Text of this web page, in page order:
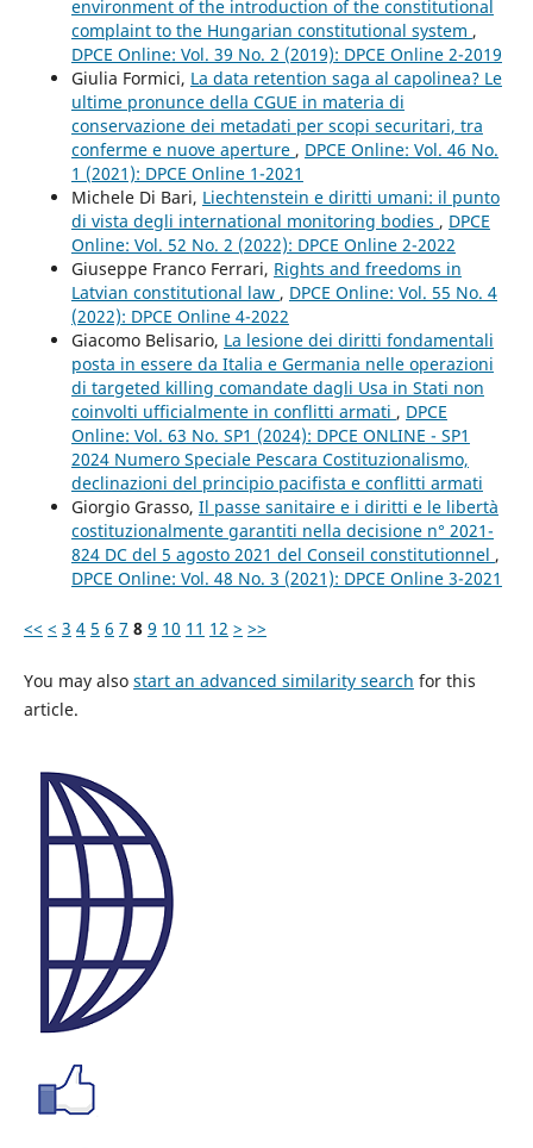
environment of the introduction of the constitutional
complaint to the Hungarian constitutional system ,
DPCE Online: Vol. 39 No. 2 (2019): DPCE Online 2-2019
Giulia Formici, La data retention saga al capolinea? Le
ultime pronunce della CGUE in materia di
conservazione dei metadati per scopi securitari, tra
conferme e nuove aperture , DPCE Online: Vol. 46 No.
1 (2021): DPCE Online 1-2021
Michele Di Bari, Liechtenstein e diritti umani: il punto
di vista degli international monitoring bodies , DPCE
Online: Vol. 52 No. 2 (2022): DPCE Online 2-2022
Giuseppe Franco Ferrari, Rights and freedoms in
Latvian constitutional law , DPCE Online: Vol. 55 No. 4
(2022): DPCE Online 4-2022
Giacomo Belisario, La lesione dei diritti fondamentali
posta in essere da Italia e Germania nelle operazioni
di targeted killing comandate dagli Usa in Stati non
coinvolti ufficialmente in conflitti armati , DPCE
Online: Vol. 63 No. SP1 (2024): DPCE ONLINE - SP1
2024 Numero Speciale Pescara Costituzionalismo,
declinazioni del principio pacifista e conflitti armati
Giorgio Grasso, Il passe sanitaire e i diritti e le libertà
costituzionalmente garantiti nella decisione n° 2021-
824 DC del 5 agosto 2021 del Conseil constitutionnel ,
DPCE Online: Vol. 48 No. 3 (2021): DPCE Online 3-2021
<< < 3 4 5 6 7 8 9 10 11 12 > >>
You may also start an advanced similarity search for this
article.